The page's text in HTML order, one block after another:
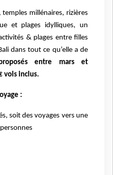
temples millénaires, rizières
et plages idylliques, un
& plages entre filles
dans tout ce qu’elle a de
entre mars et
vols inclus.
:
soit des voyages vers une